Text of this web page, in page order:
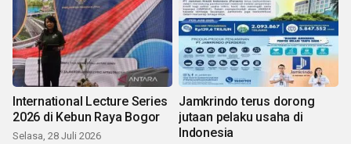
International Lecture Series
2026 di Kebun Raya Bogor
Selasa, 28 Juli 2026
Jamkrindo terus dorong
jutaan pelaku usaha di
Indonesia